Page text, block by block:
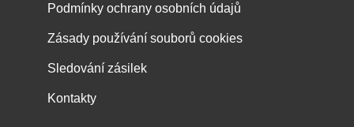
Podmínky ochrany osobních údajů
Zásady používání souborů cookies
Sledování zásilek
Kontakty